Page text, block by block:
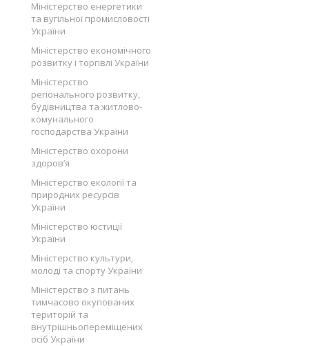
Міністерство енергетики
та вугільної промисловості
України
Міністерство економічного
розвитку і торгівлі України
Міністерство
регіонального розвитку,
будівництва та житлово-
комунального
господарства України
Міністерство охорони
здоров’я
Міністерство екології та
природних ресурсів
України
Міністерство юстиції
України
Міністерство культури,
молоді та спорту України
Міністерство з питань
тимчасово окупованих
територій та
внутрішньопереміщених
осіб України